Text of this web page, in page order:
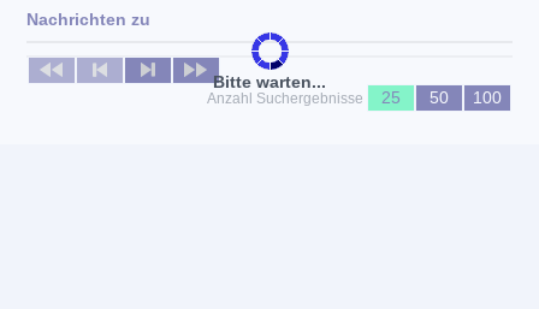
Bitte warten...
Nachrichten zu
Keine News verfügbar
Anzahl Suchergebnisse
25 50 100